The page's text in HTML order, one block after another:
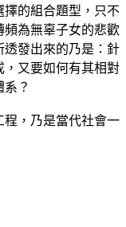
擇的組合題型，只不
頻為無辜子女的悲歡
透發出來的乃是：針
，又要如何有其相對
？
程，乃是當代社會一